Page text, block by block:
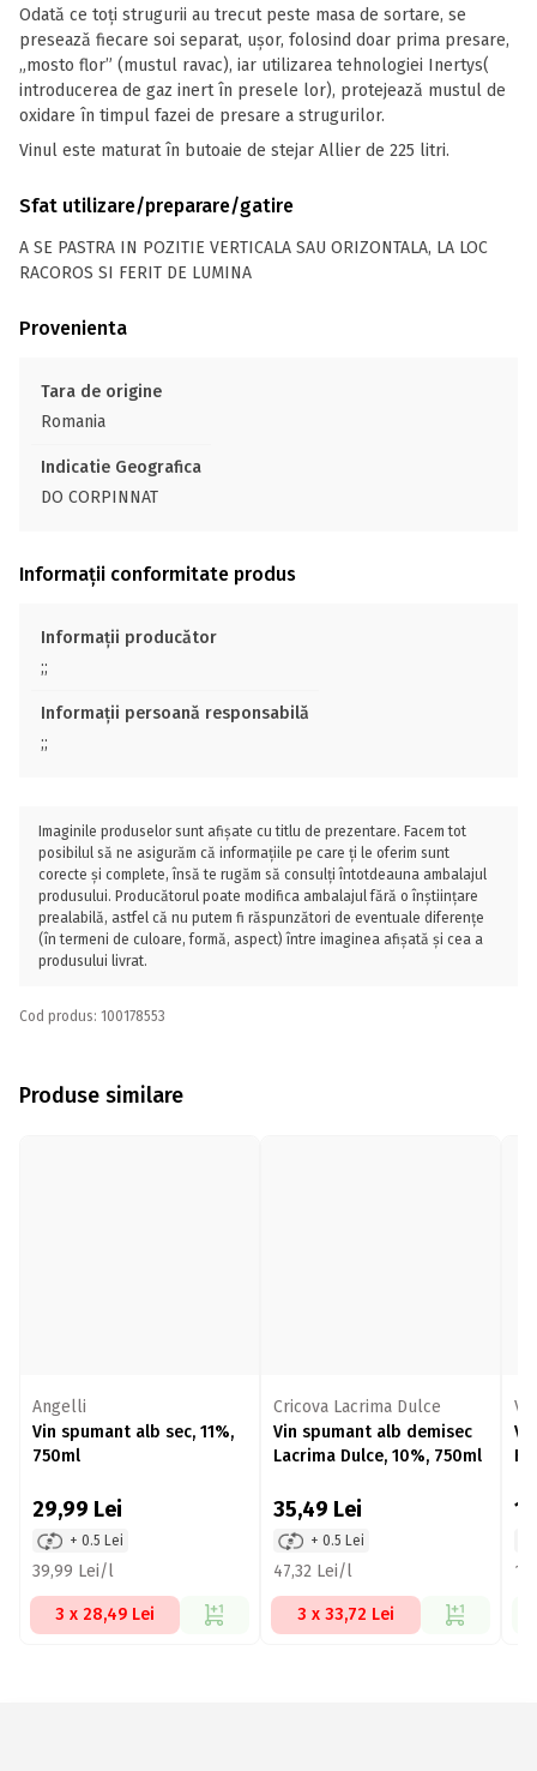
Odată ce toți strugurii au trecut peste masa de sortare, se
presează fiecare soi separat, ușor, folosind doar prima presare,
„mosto flor” (mustul ravac), iar utilizarea tehnologiei Inertys(
introducerea de gaz inert în presele lor), protejează mustul de
oxidare în timpul fazei de presare a strugurilor.
Vinul este maturat în butoaie de stejar Allier de 225 litri.
Sfat utilizare/preparare/gatire
A SE PASTRA IN POZITIE VERTICALA SAU ORIZONTALA, LA LOC
RACOROS SI FERIT DE LUMINA
Provenienta
Tara de origine
Romania
Indicatie Geografica
DO CORPINNAT
Informații conformitate produs
Informații producător
;;
Informații persoană responsabilă
;;
Imaginile produselor sunt afișate cu titlu de prezentare. Facem tot
posibilul să ne asigurăm că informațiile pe care ți le oferim sunt
corecte și complete, însă te rugăm să consulți întotdeauna ambalajul
produsului. Producătorul poate modifica ambalajul fără o înștiințare
prealabilă, astfel că nu putem fi răspunzători de eventuale diferențe
(în termeni de culoare, formă, aspect) între imaginea afișată și cea a
produsului livrat.
Cod produs: 100178553
Produse similare
Angelli
Vin spumant alb sec, 11%,
750ml
29,99 Lei
+ 0.5 Lei
39,99 Lei/l
3 x 28,49 Lei
Cricova Lacrima Dulce
Vin spumant alb demisec
Lacrima Dulce, 10%, 750ml
35,49 Lei
+ 0.5 Lei
47,32 Lei/l
3 x 33,72 Lei